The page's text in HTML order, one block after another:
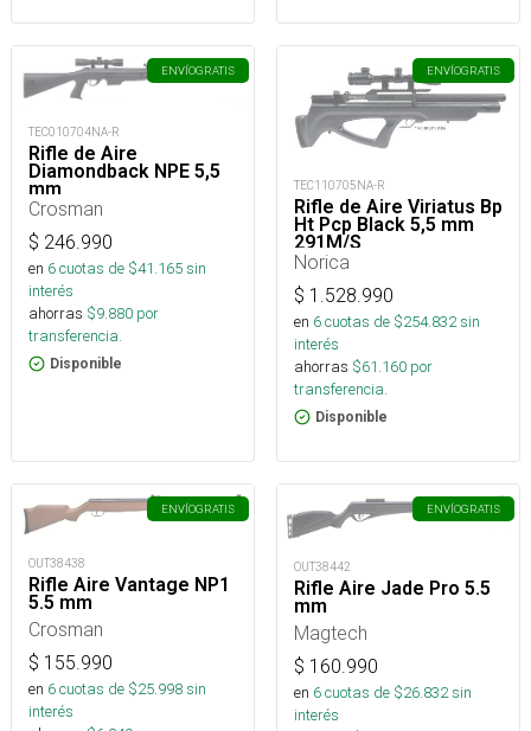
ENVÍOGRATIS
TEC010704NA-R
Rifle de Aire
Diamondback NPE 5,5
mm
Crosman
$ 246.990
en 6cuotas de $41.165sin
interés
ahorras $9.880 por
transferencia.
Disponible
ENVÍOGRATIS
TEC110705NA-R
Rifle de Aire Viriatus Bp
Ht Pcp Black 5,5 mm
291M/S
Norica
$ 1.528.990
en 6cuotas de $254.832sin
interés
ahorras $61.160 por
transferencia.
Disponible
ENVÍOGRATIS
OUT38438
Rifle Aire Vantage NP1
5.5 mm
Crosman
$ 155.990
en 6cuotas de $25.998sin
interés
ENVÍOGRATIS
OUT38442
Rifle Aire Jade Pro 5.5
mm
Magtech
$ 160.990
en 6cuotas de $26.832sin
interés